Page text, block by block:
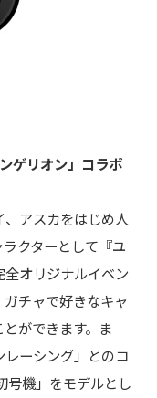
リオン」コラボ
、アスカをはじめ人
クターとして『ユ
オリジナルイベン
チャで好きなキャ
ができます。ま
ーシング」とのコ
号機」をモデルとし